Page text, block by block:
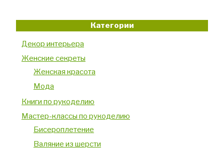
Категории
Декор интерьера
Женские секреты
Женская красота
Мода
Книги по рукоделию
Мастер-классы по рукоделию
Бисероплетение
Валяние из шерсти